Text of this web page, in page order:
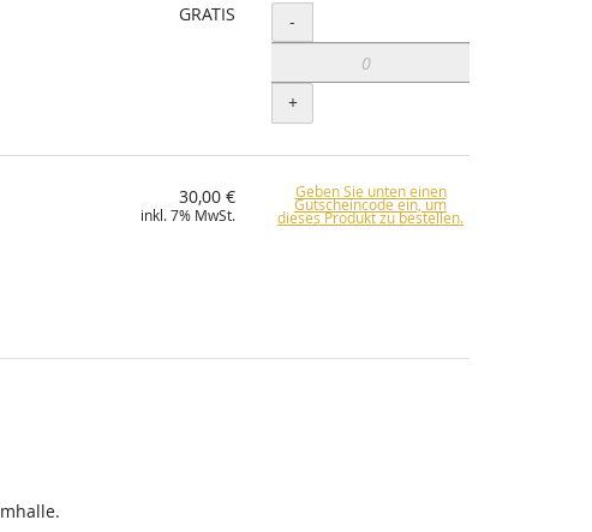
GRATIS Menge
-
+
30,00 €
inkl. 7% MwSt.
Geben Sie unten einen
Gutscheincode ein, um
dieses Produkt zu bestellen.